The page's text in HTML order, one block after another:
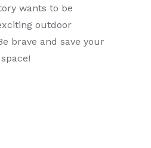
wants to be
outdoor
brave and save your